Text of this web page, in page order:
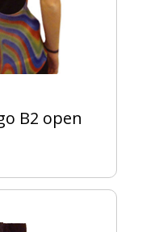
Β2 open